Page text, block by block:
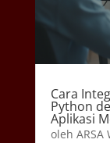
Cara
Python
Aplikasi
oleh ARSA